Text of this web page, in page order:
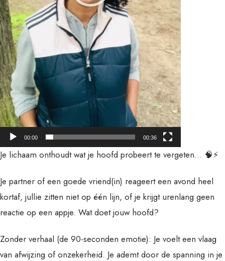
00:00 00:36
Je lichaam onthoudt wat je hoofd probeert te vergeten… 🧠⚡️
Je partner of een goede vriend(in) reageert een avond heel
kortaf, jullie zitten niet op één lijn, of je krijgt urenlang geen
reactie op een appje. Wat doet jouw hoofd?
Zonder verhaal (de 90-seconden emotie): Je voelt een vlaag
van afwijzing of onzekerheid. Je ademt door de spanning in je